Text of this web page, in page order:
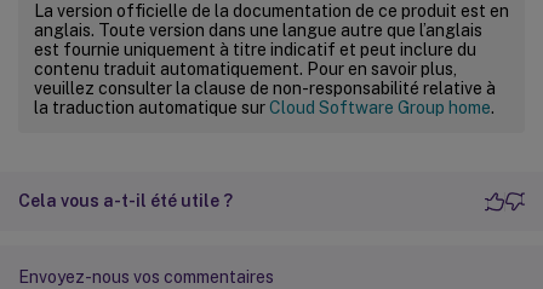
La version officielle de la documentation de ce produit est en
anglais. Toute version dans une langue autre que l’anglais
est fournie uniquement à titre indicatif et peut inclure du
contenu traduit automatiquement. Pour en savoir plus,
veuillez consulter la clause de non-responsabilité relative à
la traduction automatique surCloud Software Group home.
Cela vous a-t-il été utile ?
Envoyez-nous vos commentaires